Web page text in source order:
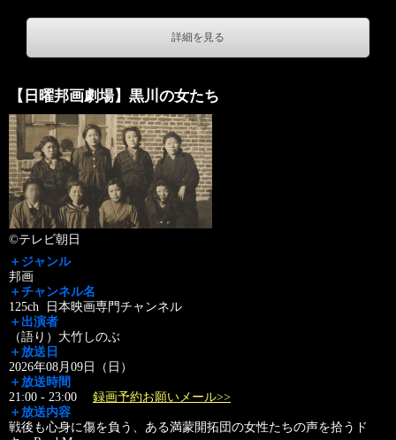
詳細を見る
【日曜邦画劇場】黒川の女たち
©テレビ朝日
＋ジャンル
邦画
＋チャンネル名
125ch 日本映画専門チャンネル
＋出演者
（語り）大竹しのぶ
＋放送日
2026年08月09日（日）
＋放送時間
21:00 - 23:00 録画予約お願いメール>>
＋放送内容
戦後も心身に傷を負う、ある満蒙開拓団の女性たちの声を拾うド